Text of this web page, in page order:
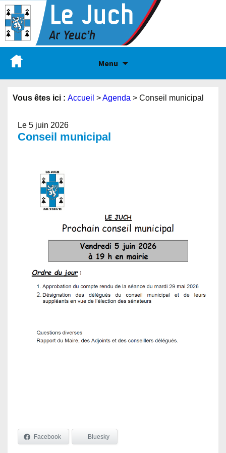
Menu
Vous êtes ici : Accueil >Agenda > Conseil municipal
Le 5 juin 2026
Conseil municipal
Facebook Bluesky